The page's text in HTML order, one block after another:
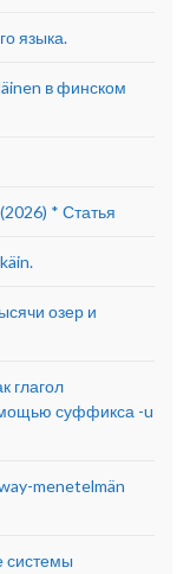
языка.
в финском
* Статья
озер и
глагол
суффикса -u
menetelmän
системы